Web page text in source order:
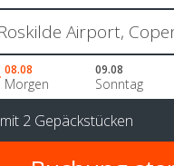
08.08
Morgen
09.08
Sonntag
mit 2 Gepäckstücken